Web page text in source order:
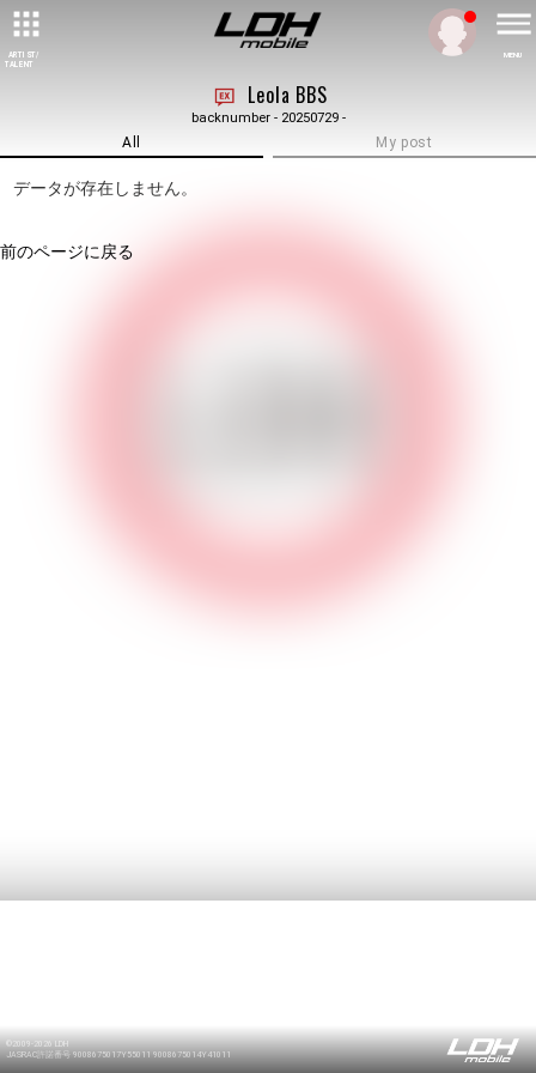
ARTIST/
TALENT
MENU
Leola BBS
backnumber - 20250729 -
All My post
データが存在しません。
前のページに戻る
©2009-2026 LDH
JASRAC許諾番号 9008675017Y55011 9008675014Y41011